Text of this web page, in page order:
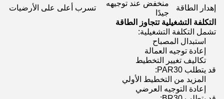
إهدار الطاقة
منخفض عند توجيهه
جيدًا
تسرب أعلى على الأرضيات
التكلفة التشغيلية تتجاوز الطاقة
تشمل التكلفة التشغيلية:
استبدال المصباح
إعادة توجيه العمالة
تكاليف تغيير التخطيط
قد يتطلب PAR30:
المزيد من التخطيط الأولي
إعادة التوجيه العرضي